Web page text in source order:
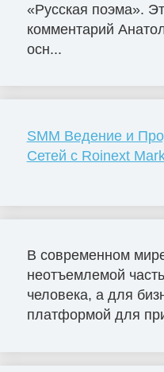
«Русская поэма».
комментарий
осн...
SMM Ведение и
Сетей с Roinext
В современном
неотъемлемой
человека, а для
платформой для